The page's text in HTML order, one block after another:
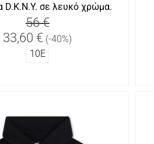
D.K.N.Y. σε λευκό χρώμα.
56 €
33,60 € (-40%)
10Ε